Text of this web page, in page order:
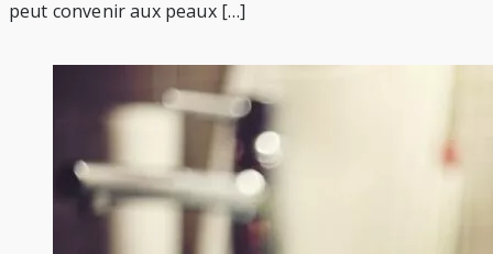
peut convenir aux peaux […]